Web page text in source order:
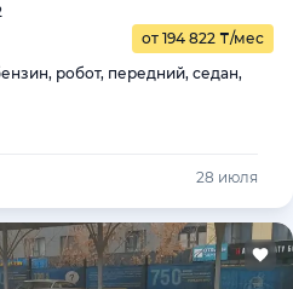
от 194 822 ₸/мес
робот, передний, седан,
28 июля